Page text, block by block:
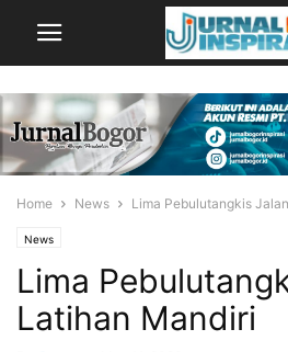
Home News Lima Pebulutangkis
News
Lima
Latihan Mandiri